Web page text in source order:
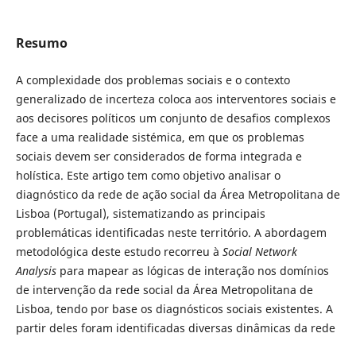
Resumo
A complexidade dos problemas sociais e o contexto
generalizado de incerteza coloca aos interventores sociais e
aos decisores políticos um conjunto de desafios complexos
face a uma realidade sistémica, em que os problemas
sociais devem ser considerados de forma integrada e
holística. Este artigo tem como objetivo analisar o
diagnóstico da rede de ação social da Área Metropolitana de
Lisboa (Portugal), sistematizando as principais
problemáticas identificadas neste território. A abordagem
metodológica deste estudo recorreu à Social Network
Analysispara mapear as lógicas de interação nos domínios
de intervenção da rede social da Área Metropolitana de
Lisboa, tendo por base os diagnósticos sociais existentes. A
partir deles foram identificadas diversas dinâmicas da rede